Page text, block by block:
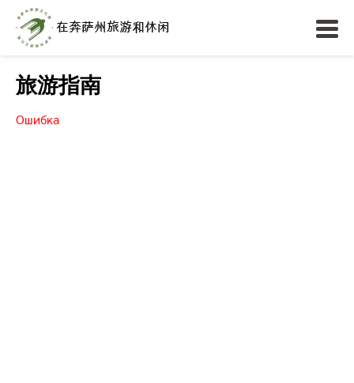
旅游指南
Ошибка